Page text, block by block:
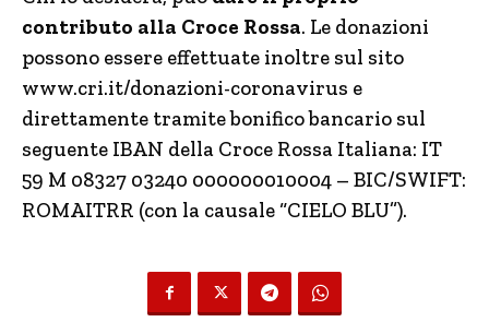
contributo alla Croce Rossa. Le donazioni
possono essere effettuate inoltre sul sito
www.cri.it/donazioni-coronavirus e
direttamente tramite bonifico bancario sul
seguente IBAN della Croce Rossa Italiana: IT
59 M 08327 03240 000000010004 – BIC/SWIFT:
ROMAITRR (con la causale “CIELO BLU”).